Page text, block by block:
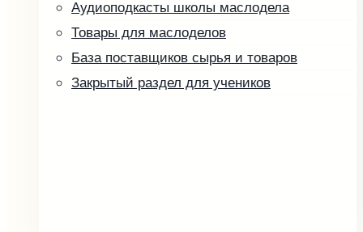
Аудиоподкасты школы маслодела
Товары для маслоделов
База поставщиков сырья и товаров
Закрытый раздел для учеников